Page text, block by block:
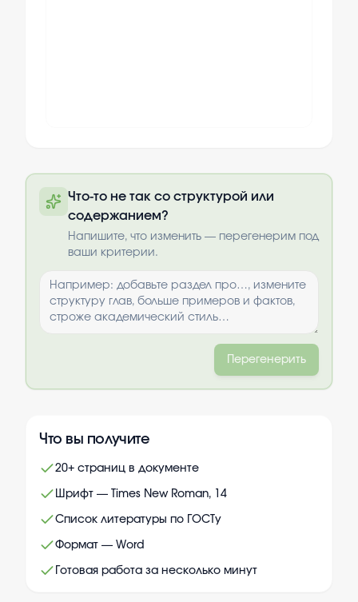
оплаты
Что-то не так со структурой или
содержанием?
Напишите, что изменить — перегенерим под
ваши критерии.
Перегенерить
Что вы получите
20+ страниц в документе
Шрифт — Times New Roman, 14
Список литературы по ГОСТу
Формат — Word
Готовая работа за несколько минут